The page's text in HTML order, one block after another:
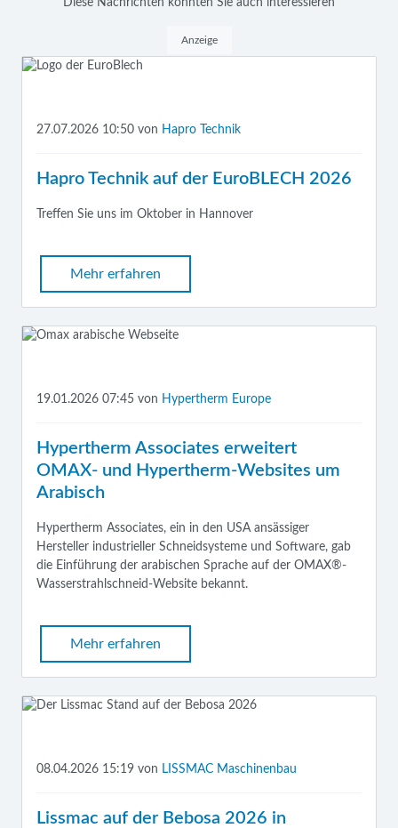
Anzeige
27.07.2026 10:50 von Hapro Technik
Hapro Technik auf der EuroBLECH 2026
Treffen Sie uns im Oktober in Hannover
Mehr erfahren
19.01.2026 07:45 von Hypertherm Europe
Hypertherm Associates erweitert
OMAX- und Hypertherm-Websites um
Arabisch
Hypertherm Associates, ein in den USA ansässiger
Hersteller industrieller Schneidsysteme und Software, gab
die Einführung der arabischen Sprache auf der OMAX®-
Wasserstrahlschneid-Website bekannt.
Mehr erfahren
08.04.2026 15:19 von LISSMAC Maschinenbau
Lissmac auf der Bebosa 2026 in